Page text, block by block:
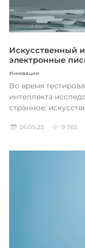
Искусственный
электронные
Инновации
Во время
интеллекта
странное:
26.05.25 9 765